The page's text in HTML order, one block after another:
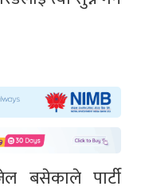
बसेकाले पार्टी